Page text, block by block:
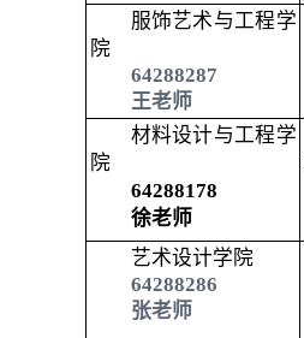
服饰艺术与工程学
院
64288287
王老师
材料设计与工程学
院
64288178
徐老师
艺术设计学院
64288286
张老师